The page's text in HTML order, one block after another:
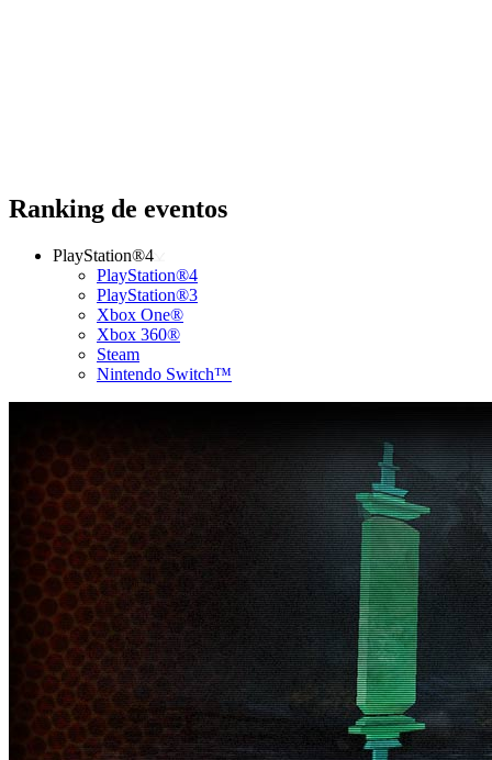
Ranking de eventos
PlayStation®4
PlayStation®4
PlayStation®3
Xbox One®
Xbox 360®
Steam
Nintendo Switch™